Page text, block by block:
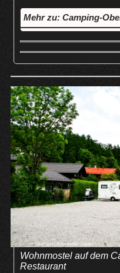
Mehr zu: Camping-
Wohnmostel auf dem
Restaurant